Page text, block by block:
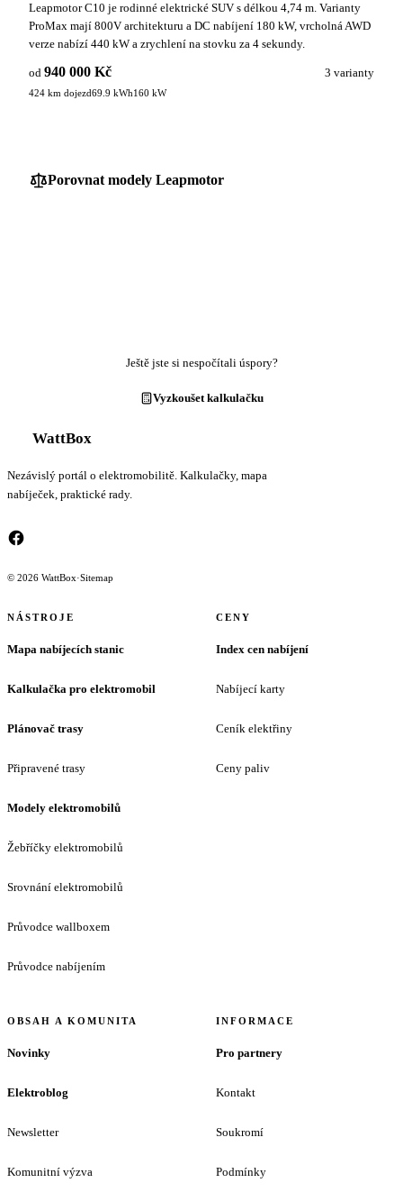
Leapmotor C10 je rodinné elektrické SUV s délkou 4,74 m. Varianty
ProMax mají 800V architekturu a DC nabíjení 180 kW, vrcholná AWD
verze nabízí 440 kW a zrychlení na stovku za 4 sekundy.
od 940 000 Kč 3 varianty
424 km dojezd69.9 kWh160 kW
Porovnat modely Leapmotor
Ještě jste si nespočítali úspory?
Vyzkoušet kalkulačku
WattBox
Nezávislý portál o elektromobilitě. Kalkulačky, mapa
nabíječek, praktické rady.
© 2026 WattBox·Sitemap
NÁSTROJE
Mapa nabíjecích stanic
Kalkulačka pro elektromobil
Plánovač trasy
Připravené trasy
Modely elektromobilů
Žebříčky elektromobilů
Srovnání elektromobilů
Průvodce wallboxem
Průvodce nabíjením
CENY
Index cen nabíjení
Nabíjecí karty
Ceník elektřiny
Ceny paliv
OBSAH A KOMUNITA
Novinky
Elektroblog
Newsletter
Komunitní výzva
INFORMACE
Pro partnery
Kontakt
Soukromí
Podmínky